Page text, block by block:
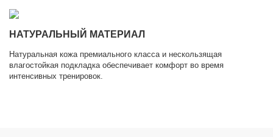
НАТУРАЛЬНЫЙ МАТЕРИАЛ
Натуральная кожа премиального класса и нескользящая
влагостойкая подкладка обеспечивает комфорт во время
интенсивных тренировок.